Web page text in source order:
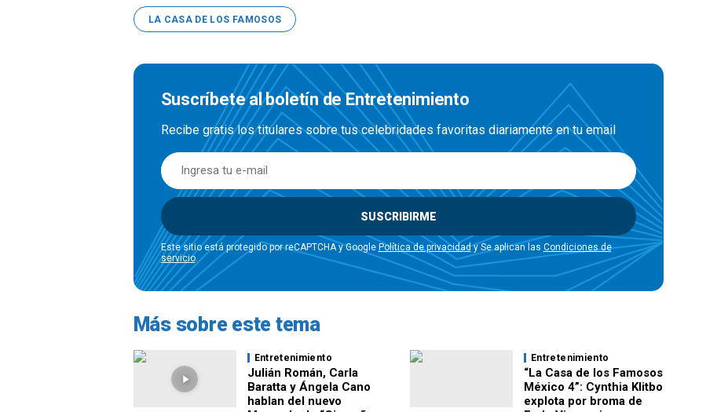
LA CASA DE LOS FAMOSOS
Suscríbete al boletín de Entretenimiento
Recibe gratis los titulares sobre tus celebridades favoritas diariamente en tu email
SUSCRIBIRME
Este sitio está protegido por reCAPTCHA y Google Política de privacidady Se aplican las Condiciones de
servicio.
Más sobre este tema
Entretenimiento
Julián Román, Carla
Baratta y Ángela Cano
hablan del nuevo
Entretenimiento
“La Casa de los Famosos
México 4”: Cynthia Klitbo
explota por broma de